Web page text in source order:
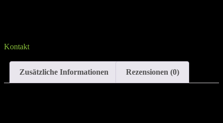
Kontakt
Zusätzliche Informationen Rezensionen (0)